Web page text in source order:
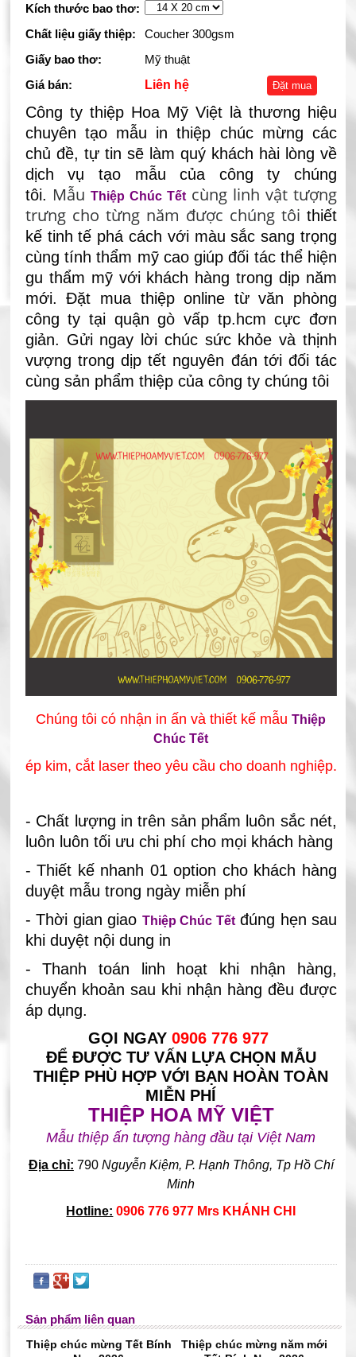
Kích thước bao thơ:
Chất liệu giấy thiệp:
Coucher 300gsm
Giấy bao thơ:
Mỹ thuật
Giá bán:
Liên hệ Đặt mua
Công ty thiệp Hoa Mỹ Việt là thương hiệu
chuyên tạo mẫu in thiệp chúc mừng các
chủ đề, tự tin sẽ làm quý khách hài lòng về
dịch vụ tạo mẫu của công ty chúng
tôi. Mẫu Thiệp Chúc Tếtcùng linh vật tượng
trưng cho từng năm được chúng tôi thiết
kế tinh tế phá cách với màu sắc sang trọng
cùng tính thẩm mỹ caogiúp đối tác thể hiện
gu thẩm mỹ với khách hàng trong dịp năm
mới. Đặt mua thiệp online từ văn phòng
công ty tại quận gò vấp tp.hcm cực đơn
giản. Gửi ngay lời chúc sức khỏe và thịnh
vượng trong dịp tết nguyên đán tới đối tác
cùng sản phẩm thiệp của công ty chúng tôi
Chúng tôi có nhận in ấn và thiết kế mẫuThiệp
Chúc Tết
ép kim, cắt laser theo yêu cầu cho doanh nghiệp.
- Chất lượng in trên sản phẩm luôn sắc nét,
luôn luôn tối ưu chi phí cho mọi khách hàng
- Thiết kế nhanh 01 option cho khách hàng
duyệt mẫu trong ngày miễn phí
- Thời gian giao Thiệp Chúc Tếtđúng hẹn sau
khi duyệt nội dung in
- Thanh toán linh hoạt khi nhận hàng,
chuyển khoản sau khi nhận hàng đều được
áp dụng.
GỌI NGAY0906 776 977
ĐỂ ĐƯỢC TƯ VẤN LỰA CHỌN MẪU
THIỆP PHÙ HỢP VỚI BẠN HOÀN TOÀN
MIỄN PHÍ
THIỆP HOA MỸ VIỆT
Mẫu thiệp ấn tượng hàng đầu tại Việt Nam
Địa chỉ: 790Nguyễn Kiệm, P. Hạnh Thông, Tp Hồ Chí
Minh
Hotline: 0906 776 977 Mrs KHÁNH CHI
Sản phẩm liên quan
Thiệp chúc mừng Tết Bính
Thiệp chúc mừng năm mới